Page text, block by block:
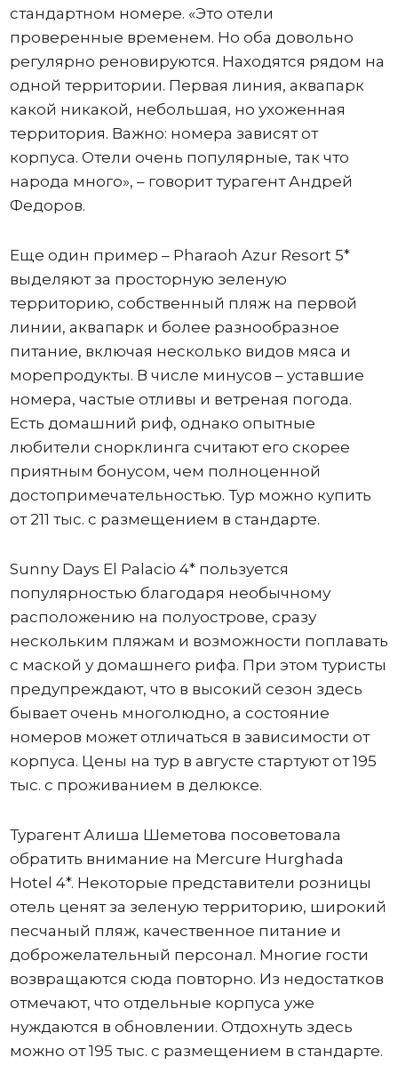
стандартном номере. «Это отели
проверенные временем. Но оба довольно
регулярно реновируются. Находятся рядом на
одной территории. Первая линия, аквапарк
какой никакой, небольшая, но ухоженная
территория. Важно: номера зависят от
корпуса. Отели очень популярные, так что
народа много», – говорит турагент Андрей
Федоров.
Еще один пример – Pharaoh Azur Resort 5*
выделяют за просторную зеленую
территорию, собственный пляж на первой
линии, аквапарк и более разнообразное
питание, включая несколько видов мяса и
морепродукты. В числе минусов – уставшие
номера, частые отливы и ветреная погода.
Есть домашний риф, однако опытные
любители снорклинга считают его скорее
приятным бонусом, чем полноценной
достопримечательностью. Тур можно купить
от 211 тыс. с размещением в стандарте.
Sunny Days El Palacio 4* пользуется
популярностью благодаря необычному
расположению на полуострове, сразу
нескольким пляжам и возможности поплавать
с маской у домашнего рифа. При этом туристы
предупреждают, что в высокий сезон здесь
бывает очень многолюдно, а состояние
номеров может отличаться в зависимости от
корпуса. Цены на тур в августе стартуют от 195
тыс. с проживанием в делюксе.
Турагент Алиша Шеметова посоветовала
обратить внимание на Mercure Hurghada
Hotel 4*. Некоторые представители розницы
отель ценят за зеленую территорию, широкий
песчаный пляж, качественное питание и
доброжелательный персонал. Многие гости
возвращаются сюда повторно. Из недостатков
отмечают, что отдельные корпуса уже
нуждаются в обновлении. Отдохнуть здесь
можно от 195 тыс. с размещением в стандарте.